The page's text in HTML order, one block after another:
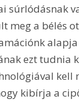
súrlódásnak
meg a bélés
ezt tudnia
kell
kibírja a